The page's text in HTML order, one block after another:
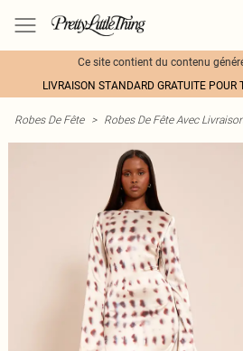
Ce site contient du contenu
LIVRAISON STANDARD GRATUITE POUR
Robes De Fête > Robes De Fête Avec